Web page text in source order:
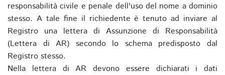
responsabilità civile e penale dell'uso del nome a dominio
stesso. A tale fine il richiedente è tenuto ad inviare al
Registro una lettera di Assunzione di Responsabilità
(Lettera di AR) secondo lo schema predisposto dal
Registro stesso.
Nella lettera di AR devono essere dichiarati i dati